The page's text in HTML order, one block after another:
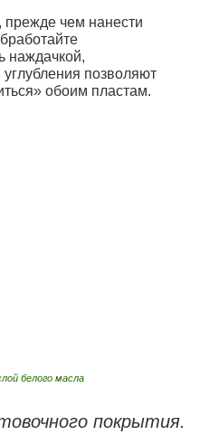
чем нанести
наждачкой,
позволяют
обоим пластам.
белого масла
покрытия.